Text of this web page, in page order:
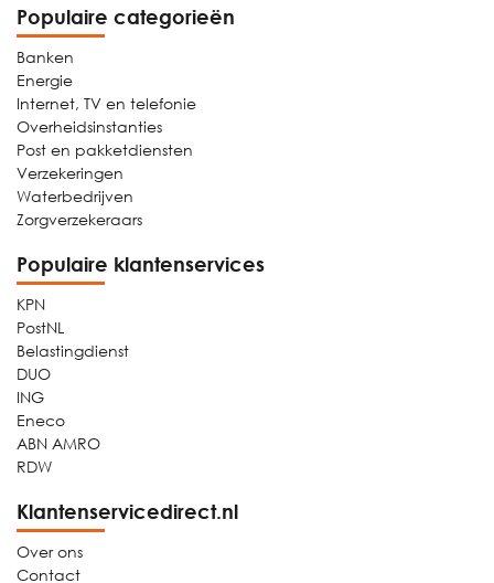
Populaire categorieën
Banken
Energie
Internet, TV en telefonie
Overheidsinstanties
Post en pakketdiensten
Verzekeringen
Waterbedrijven
Zorgverzekeraars
Populaire klantenservices
KPN
PostNL
Belastingdienst
DUO
ING
Eneco
ABN AMRO
RDW
Klantenservicedirect.nl
Over ons
Contact